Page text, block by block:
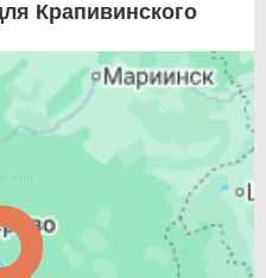
Крапивинского